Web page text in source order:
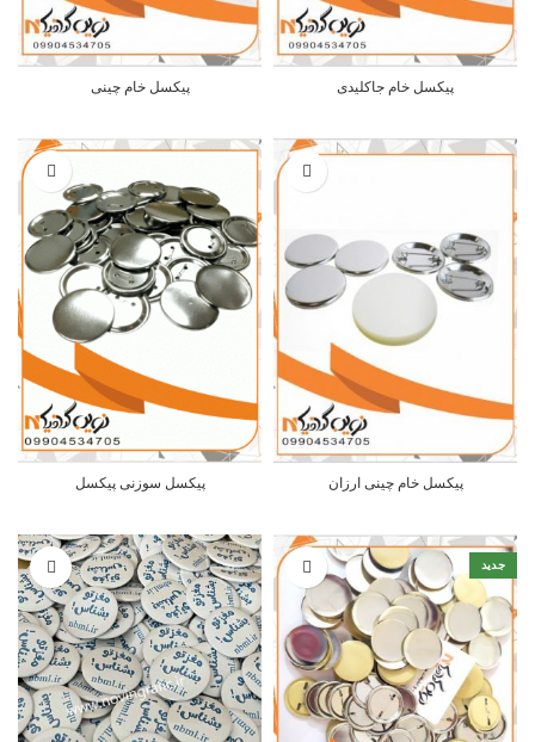
پیکسل خام جاکلیدی پیکسل خام چینی
پیکسل خام چینی ارزان پیکسل سوزنی پیکسل
جدید